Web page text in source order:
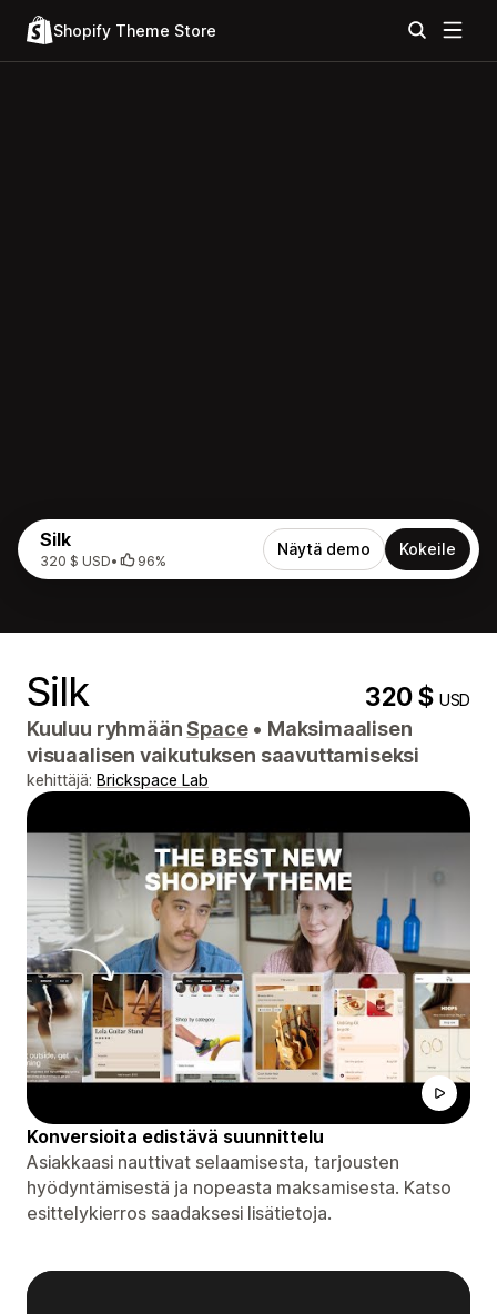
Shopify Theme Store
Silk
320 $ USD• 96%
Näytä demo Kokeile
Silk 320 $USD
Kuuluu ryhmäänSpace • Maksimaalisen
visuaalisen vaikutuksen saavuttamiseksi
kehittäjä: Brickspace Lab
Konversioita edistävä suunnittelu
Asiakkaasi nauttivat selaamisesta, tarjousten
hyödyntämisestä ja nopeasta maksamisesta. Katso
esittelykierros saadaksesi lisätietoja.